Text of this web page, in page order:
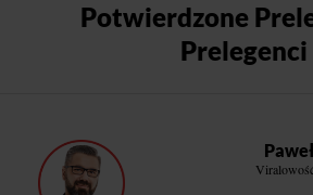
Potwierdzone
Prelegenci